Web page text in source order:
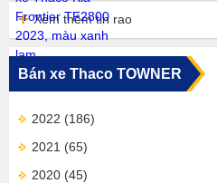
Xem thêm tin rao
Bán xe Thaco TOWNER
2022 (186)
2021 (65)
2020 (45)